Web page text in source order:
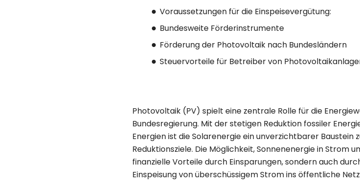
Voraussetzungen für die Einspeisevergütung:
Bundesweite Förderinstrumente
Förderung der Photovoltaik nach Bundesländern
Steuervorteile für Betreiber von
Photovoltaik (PV) spielt eine zentrale Rolle für die
Bundesregierung. Mit der stetigen Reduktion fossiler
Energien ist die Solarenergie ein unverzichtbarer Baustein
Reduktionsziele. Die Möglichkeit, Sonnenenergie in Strom
finanzielle Vorteile durch Einsparungen, sondern auch
Einspeisung von überschüssigem Strom ins öffentliche Netz